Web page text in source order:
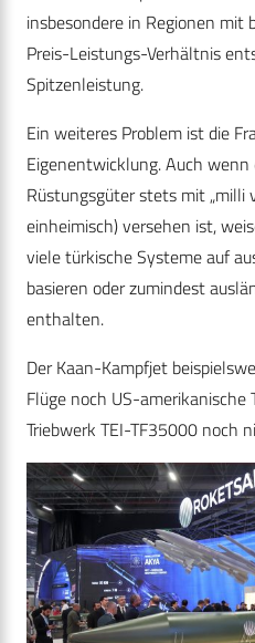
insbesondere in Regionen
Preis-Leistungs-Verhältnis
Spitzenleistung.
Ein weiteres Problem ist die
Eigenentwicklung. Auch
Rüstungsgüter stets mit „milli
einheimisch) versehen ist,
viele türkische Systeme auf
basieren oder zumindest
enthalten.
Der Kaan-Kampfjet
Flüge noch US-amerikanische
Triebwerk TEI-TF35000 noch